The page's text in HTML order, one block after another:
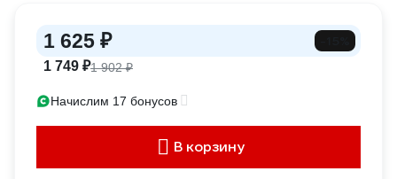
1 625 ₽
1 749 ₽1 902 ₽
Начислим 17 бонусов
В корзину